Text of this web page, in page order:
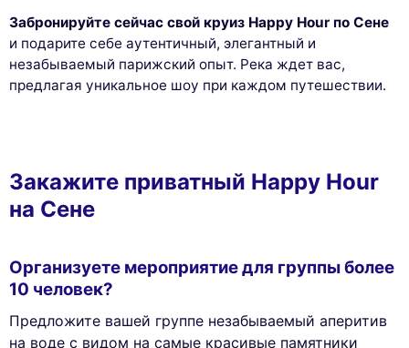
Забронируйте сейчас свой круиз Happy Hour по Сене
и подарите себе аутентичный, элегантный и
незабываемый парижский опыт. Река ждет вас,
предлагая уникальное шоу при каждом путешествии.
Закажите приватный Happy Hour
на Сене
Организуете мероприятие для группы более
10 человек?
Предложите вашей группе незабываемый аперитив
на воде с видом на самые красивые памятники